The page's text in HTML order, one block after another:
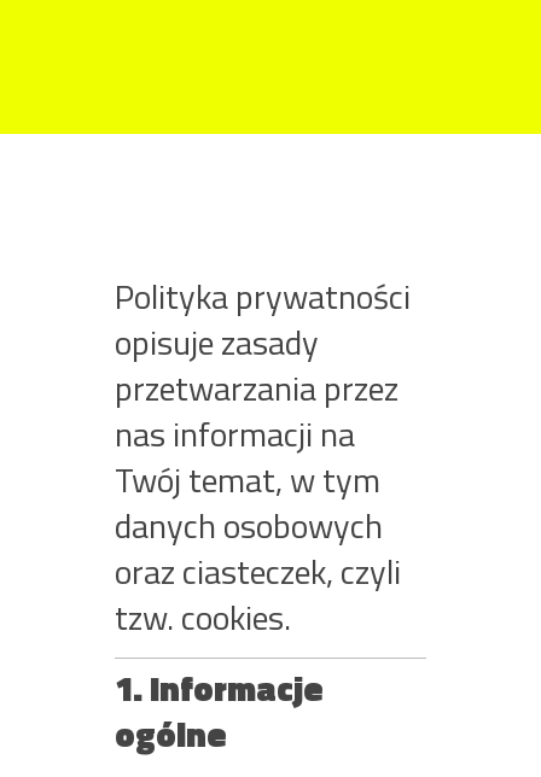
Web do Biznesu
Polityka prywatności
opisuje zasady
przetwarzania przez
nas informacji na
Twój temat, w tym
danych osobowych
oraz ciasteczek, czyli
tzw. cookies.
1. Informacje
ogólne